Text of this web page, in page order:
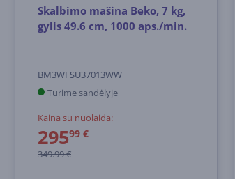
Skalbimo mašina Beko, 7 kg,
gylis 49.6 cm, 1000 aps./min.
BM3WFSU37013WW
Turime sandėlyje
Kaina su nuolaida:
29599 €
349.99 €